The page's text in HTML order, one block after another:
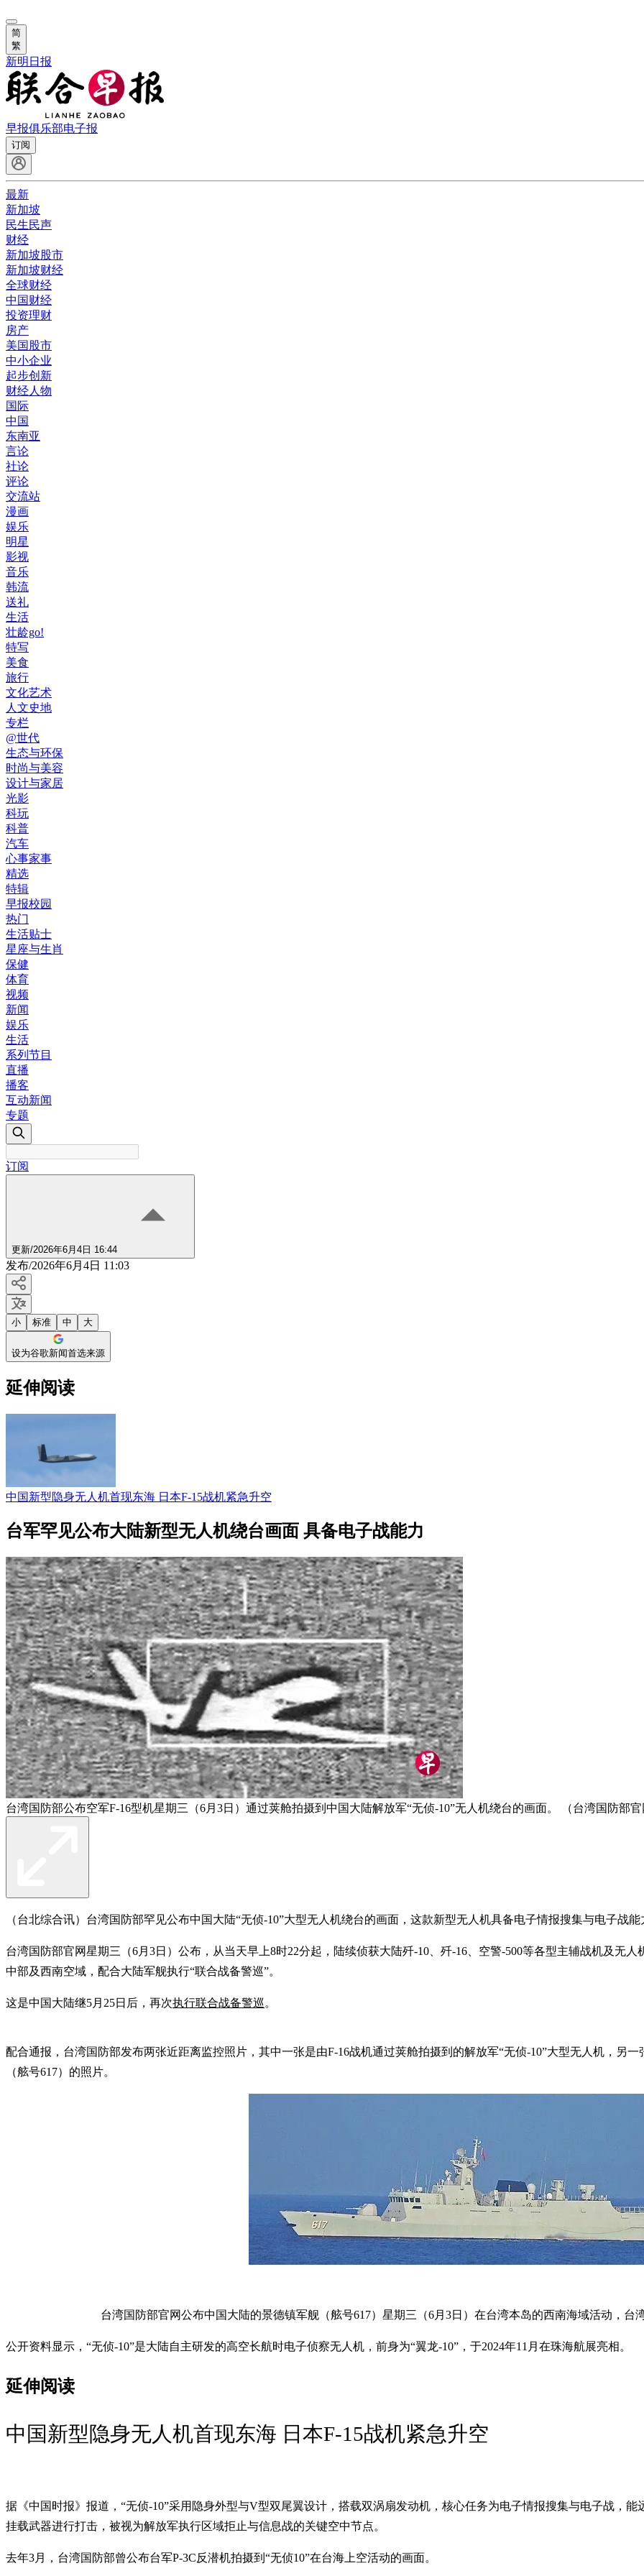
简
繁
新明日报
早报俱乐部电子报
订阅
最新
新加坡
民生民声
财经
新加坡股市
新加坡财经
全球财经
中国财经
投资理财
房产
美国股市
中小企业
起步创新
财经人物
国际
中国
东南亚
言论
社论
评论
交流站
漫画
娱乐
明星
影视
音乐
韩流
送礼
生活
壮龄go!
特写
美食
旅行
文化艺术
人文史地
专栏
@世代
生态与环保
时尚与美容
设计与家居
光影
科玩
科普
汽车
心事家事
精选
特辑
早报校园
热门
生活贴士
星座与生肖
保健
体育
视频
新闻
娱乐
生活
系列节目
直播
播客
互动新闻
专题
订阅
更新/2026年6月4日 16:44
发布/2026年6月4日 11:03
小 标准 中 大
设为谷歌新闻首选来源
延伸阅读
中国新型隐身无人机首现东海 日本F-15战机紧急升空
台军罕见公布大陆新型无人机绕台画面 具备电子战能力
台湾国防部公布空军F-16型机星期三（6月3日）通过荚舱拍摄到中国大陆解放军“无侦-10”无人机绕台的画面。 （台湾国防部官
（台北综合讯）台湾国防部罕见公布中国大陆“无侦-10”大型无人机绕台的画面，这款新型无人机具备电子情报搜集与电子战能
台湾国防部官网星期三（6月3日）公布，从当天早上8时22分起，陆续侦获大陆歼-10、歼-16、空警-500等各型主辅战机及无
中部及西南空域，配合大陆军舰执行“联合战备警巡”。
这是中国大陆继5月25日后，再次执行联合战备警巡。
配合通报，台湾国防部发布两张近距离监控照片，其中一张是由F-16战机通过荚舱拍摄到的解放军“无侦-10”大型无人机，另
（舷号617）的照片。
台湾国防部官网公布中国大陆的景德镇军舰（舷号617）星期三（6月3日）在台湾本岛的西南海域活动，台
公开资料显示，“无侦-10”是大陆自主研发的高空长航时电子侦察无人机，前身为“翼龙-10”，于2024年11月在珠海航展亮相。
延伸阅读
中国新型隐身无人机首现东海 日本F-15战机紧急升空
据《中国时报》报道，“无侦-10”采用隐身外型与V型双尾翼设计，搭载双涡扇发动机，核心任务为电子情报搜集与电子战，
挂载武器进行打击，被视为解放军执行区域拒止与信息战的关键空中节点。
去年3月，台湾国防部曾公布台军P-3C反潜机拍摄到“无侦10”在台海上空活动的画面。